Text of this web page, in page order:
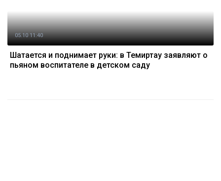
05.10 11:40
Шатается и поднимает руки: в Темиртау заявляют о
пьяном воспитателе в детском саду